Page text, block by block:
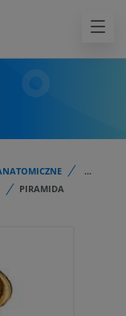
...
PIRAMIDA